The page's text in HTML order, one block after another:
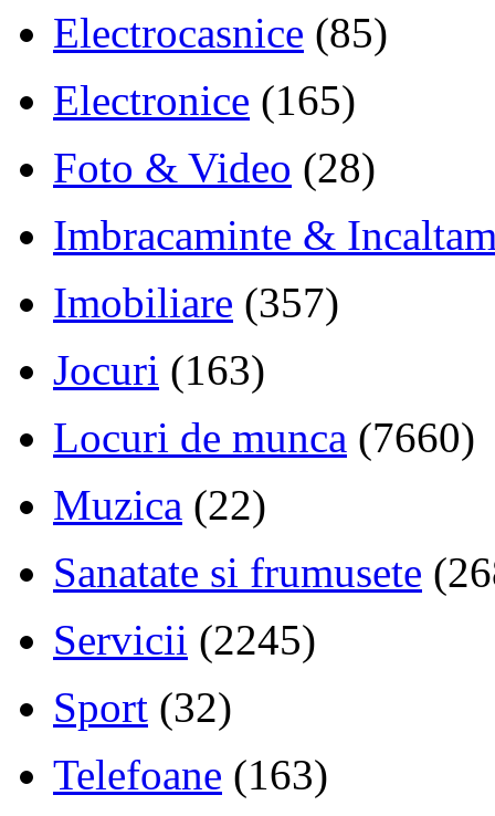
Electrocasnice (85)
Electronice (165)
Foto & Video (28)
Imbracaminte &
Imobiliare (357)
Jocuri (163)
Locuri de munca (7660)
Muzica (22)
Sanatate si frumusete
Servicii (2245)
Sport (32)
Telefoane (163)